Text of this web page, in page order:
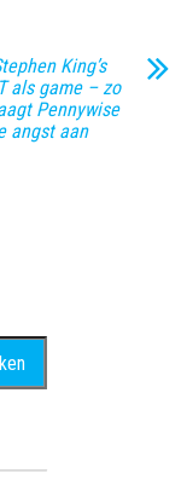
King’s
als game – zo
Pennywise
angst aan